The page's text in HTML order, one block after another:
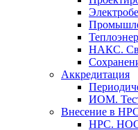
НАКС.
Аккредитация
ИОМ.
Внесение в
НРС.